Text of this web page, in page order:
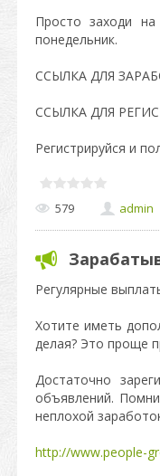
Просто заходи
понедельник.
ССЫЛКА ДЛЯ
ССЫЛКА ДЛЯ
Регистрируйся и
579 admin
Регулярные
Хотите иметь
делая? Это проще
Достаточно
объявлений.
неплохой
http://www.people-